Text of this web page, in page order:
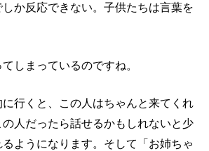
しか反応できない。子供たちは言葉を
しまっているのですね。
行くと、この人はちゃんと来てくれ
人だったら話せるかもしれないと少
ようになります。そして「お姉ちゃ